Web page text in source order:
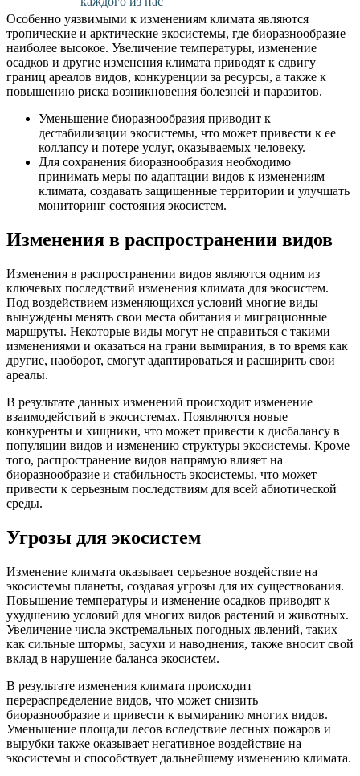
Особенно уязвимыми к изменениям климата являются
тропические и арктические экосистемы, где биоразнообразие
наиболее высокое. Увеличение температуры, изменение
осадков и другие изменения климата приводят к сдвигу
границ ареалов видов, конкуренции за ресурсы, а также к
повышению риска возникновения болезней и паразитов.
Уменьшение биоразнообразия приводит к
дестабилизации экосистемы, что может привести к ее
коллапсу и потере услуг, оказываемых человеку.
Для сохранения биоразнообразия необходимо
принимать меры по адаптации видов к изменениям
климата, создавать защищенные территории и улучшать
мониторинг состояния экосистем.
Изменения в распространении видов
Изменения в распространении видов являются одним из
ключевых последствий изменения климата для экосистем.
Под воздействием изменяющихся условий многие виды
вынуждены менять свои места обитания и миграционные
маршруты. Некоторые виды могут не справиться с такими
изменениями и оказаться на грани вымирания, в то время как
другие, наоборот, смогут адаптироваться и расширить свои
ареалы.
В результате данных изменений происходит изменение
взаимодействий в экосистемах. Появляются новые
конкуренты и хищники, что может привести к дисбалансу в
популяции видов и изменению структуры экосистемы. Кроме
того, распространение видов напрямую влияет на
биоразнообразие и стабильность экосистемы, что может
привести к серьезным последствиям для всей абиотической
среды.
Угрозы для экосистем
Изменение климата оказывает серьезное воздействие на
экосистемы планеты, создавая угрозы для их существования.
Повышение температуры и изменение осадков приводят к
ухудшению условий для многих видов растений и животных.
Увеличение числа экстремальных погодных явлений, таких
как сильные штормы, засухи и наводнения, также вносит свой
вклад в нарушение баланса экосистем.
В результате изменения климата происходит
перераспределение видов, что может снизить
биоразнообразие и привести к вымиранию многих видов.
Уменьшение площади лесов вследствие лесных пожаров и
вырубки также оказывает негативное воздействие на
экосистемы и способствует дальнейшему изменению климата.